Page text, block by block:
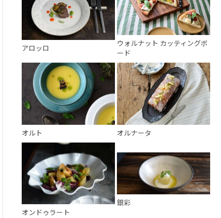
アロッロ
ウォルナット カッティングボ
ード
オルト オルナータ
オンドゥラート
銀彩